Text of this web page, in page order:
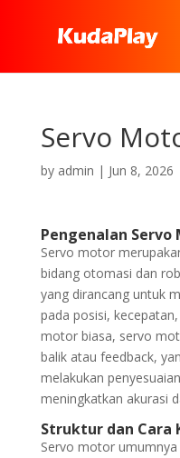
Servo
by admin | Jun 8, 2026
Pengenalan Servo
Servo motor
bidang otomasi dan
yang dirancang untuk
pada posisi,
motor biasa, servo
balik atau feedback,
melakukan
meningkatkan akurasi
Struktur dan Cara
Servo motor